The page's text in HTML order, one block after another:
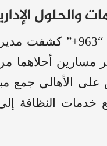
والحلول
وفي تصريحات لموقع
مسارين أحلاهما
على الأهالي
خدمات النظافة